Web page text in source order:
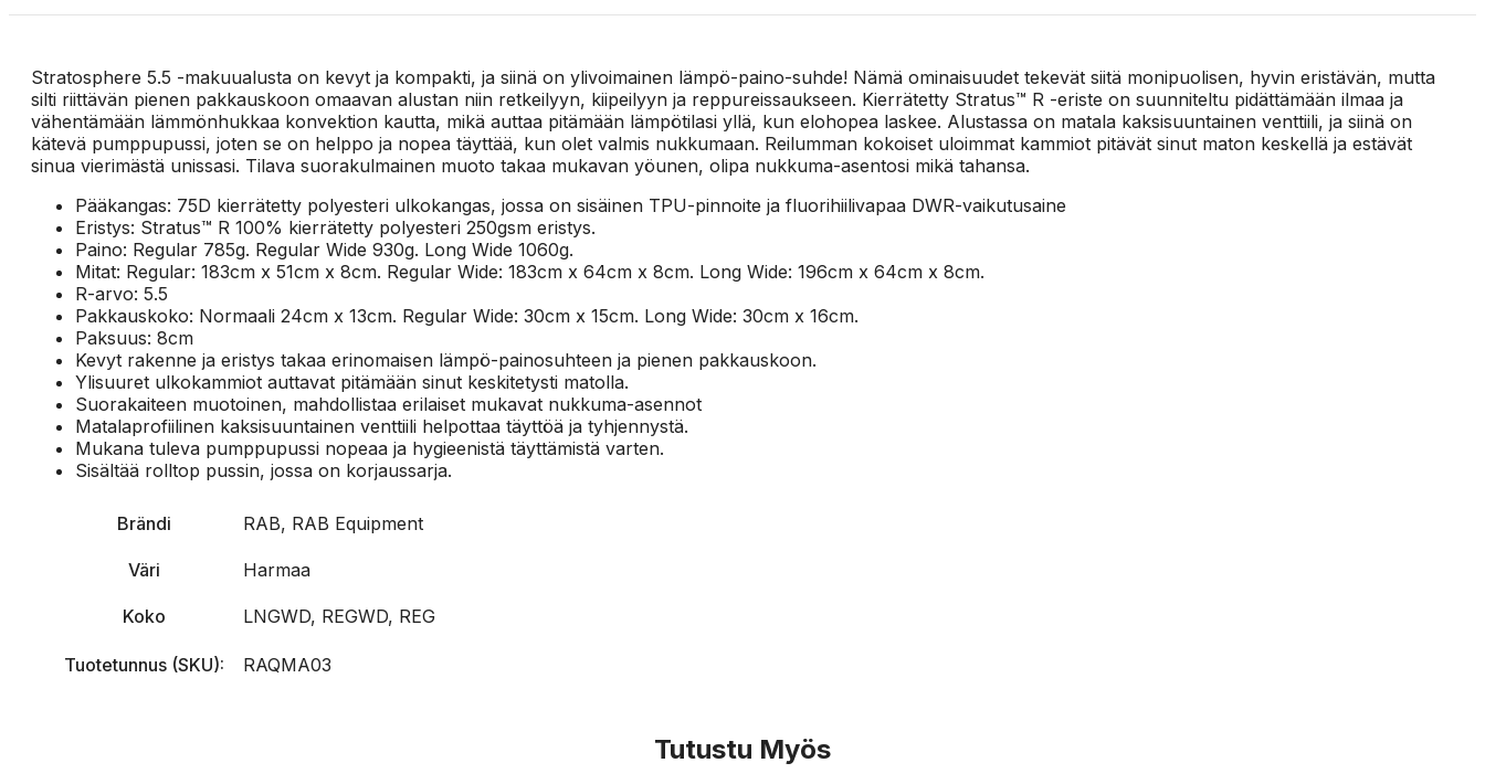
Stratosphere 5.5 -makuualusta on kevyt ja kompakti, ja siinä on ylivoimainen lämpö-paino-suhde! Nämä ominaisuudet tekevät siitä monipuolisen, hyvin eristävän, mutta
silti riittävän pienen pakkauskoon omaavan alustan niin retkeilyyn, kiipeilyyn ja reppureissaukseen. Kierrätetty Stratus™ R -eriste on suunniteltu pidättämään ilmaa ja
vähentämään lämmönhukkaa konvektion kautta, mikä auttaa pitämään lämpötilasi yllä, kun elohopea laskee. Alustassa on matala kaksisuuntainen venttiili, ja siinä on
kätevä pumppupussi, joten se on helppo ja nopea täyttää, kun olet valmis nukkumaan. Reilumman kokoiset uloimmat kammiot pitävät sinut maton keskellä ja estävät
sinua vierimästä unissasi. Tilava suorakulmainen muoto takaa mukavan yöunen, olipa nukkuma-asentosi mikä tahansa.
Pääkangas: 75D kierrätetty polyesteri ulkokangas, jossa on sisäinen TPU-pinnoite ja fluorihiilivapaa DWR-vaikutusaine
Eristys: Stratus™ R 100% kierrätetty polyesteri 250gsm eristys.
Paino: Regular 785g. Regular Wide 930g. Long Wide 1060g.
Mitat: Regular: 183cm x 51cm x 8cm. Regular Wide: 183cm x 64cm x 8cm. Long Wide: 196cm x 64cm x 8cm.
R-arvo: 5.5
Pakkauskoko: Normaali 24cm x 13cm. Regular Wide: 30cm x 15cm. Long Wide: 30cm x 16cm.
Paksuus: 8cm
Kevyt rakenne ja eristys takaa erinomaisen lämpö-painosuhteen ja pienen pakkauskoon.
Ylisuuret ulkokammiot auttavat pitämään sinut keskitetysti matolla.
Suorakaiteen muotoinen, mahdollistaa erilaiset mukavat nukkuma-asennot
Matalaprofiilinen kaksisuuntainen venttiili helpottaa täyttöä ja tyhjennystä.
Mukana tuleva pumppupussi nopeaa ja hygieenistä täyttämistä varten.
Sisältää rolltop pussin, jossa on korjaussarja.
Brändi RAB, RAB Equipment
Väri Harmaa
Koko LNGWD, REGWD, REG
Tuotetunnus (SKU): RAQMA03
Tutustu Myös